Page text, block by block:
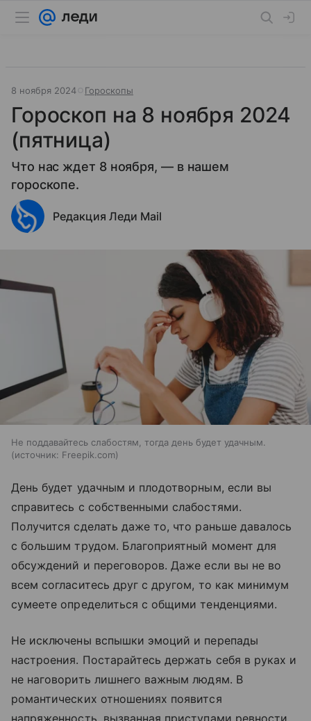
8 ноября 2024 Гороскопы
Гороскоп на 8 ноября 2024
(пятница)
Что нас ждет 8 ноября, — в нашем
гороскопе.
Редакция Леди Mail
Не поддавайтесь слабостям, тогда день будет удачным.
источник: Freepik.com
День будет удачным и плодотворным, если вы
справитесь с собственными слабостями.
Получится сделать даже то, что раньше давалось
с большим трудом. Благоприятный момент для
обсуждений и переговоров. Даже если вы не во
всем согласитесь друг с другом, то как минимум
сумеете определиться с общими тенденциями.
Не исключены вспышки эмоций и перепады
настроения. Постарайтесь держать себя в руках и
не наговорить лишнего важным людям. В
романтических отношениях появится